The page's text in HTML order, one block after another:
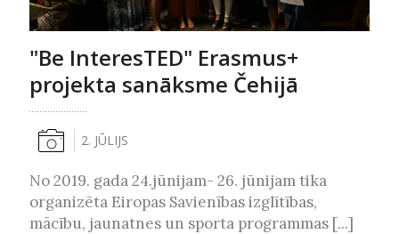
"Be InteresTED" Erasmus+
projekta sanāksme Čehijā
2. JŪLIJS
No 2019. gada 24.jūnijam- 26. jūnijam tika
organizēta Eiropas Savienības izglītības,
mācību, jaunatnes un sporta programmas [...]